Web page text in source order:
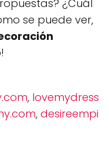
¿Cuál
se puede ver,
!
, lovemydress
, desireempi